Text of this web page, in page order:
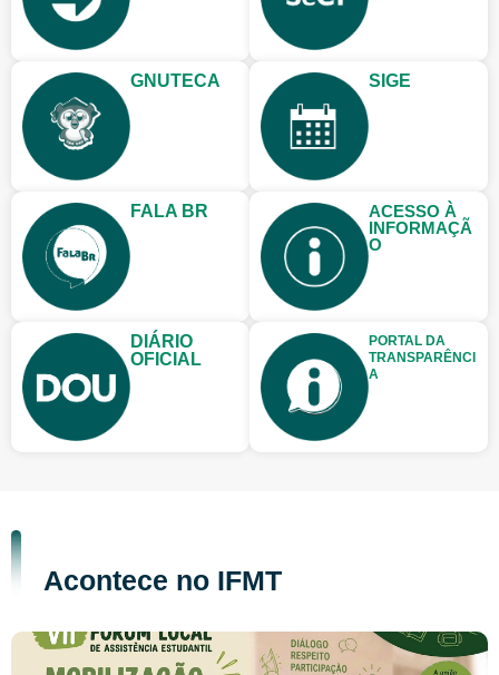
GNUTECA SIGE
FALA BR
ACESSO À
INFORMAÇÃ
O
DIÁRIO
OFICIAL
PORTAL DA
TRANSPARÊNCI
A
Acontece no IFMT